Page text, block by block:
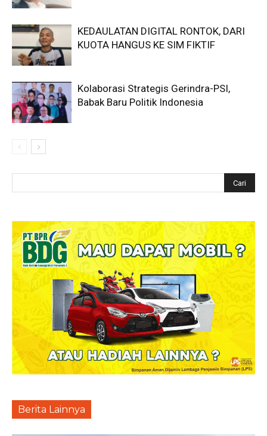
KEDAULATAN DIGITAL RONTOK, DARI
KUOTA HANGUS KE SIM FIKTIF
Kolaborasi Strategis Gerindra-PSI,
Babak Baru Politik Indonesia
Berita Lainnya